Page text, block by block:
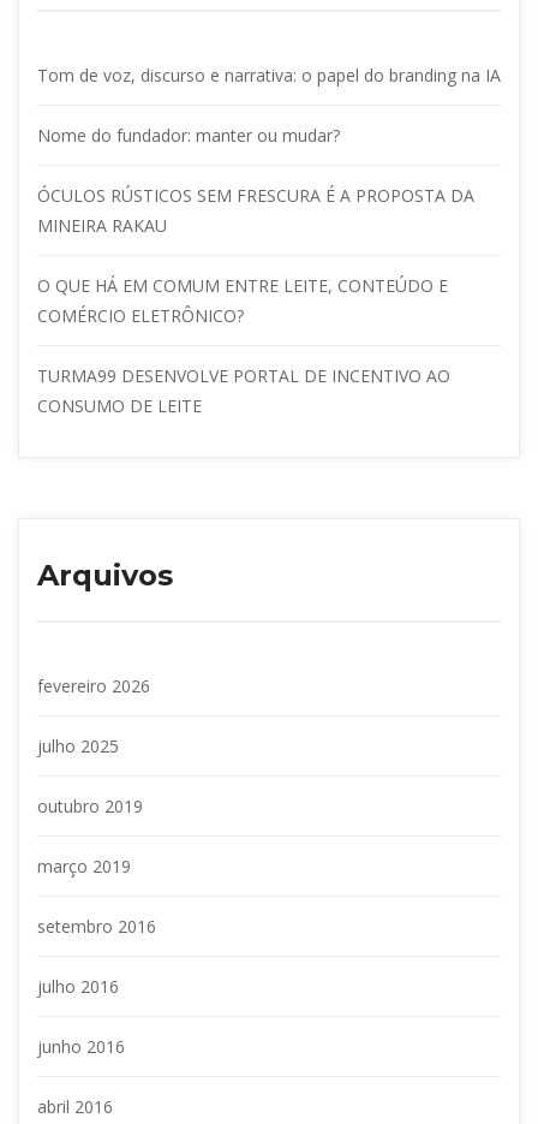
Tom de voz, discurso e narrativa: o papel do branding na IA
Nome do fundador: manter ou mudar?
ÓCULOS RÚSTICOS SEM FRESCURA É A PROPOSTA DA
MINEIRA RAKAU
O QUE HÁ EM COMUM ENTRE LEITE, CONTEÚDO E
COMÉRCIO ELETRÔNICO?
TURMA99 DESENVOLVE PORTAL DE INCENTIVO AO
CONSUMO DE LEITE
Arquivo
fevereiro 2026
julho 2025
outubro 2019
março 2019
etembro 2016
julho 2016
junho 2016
abril 2016